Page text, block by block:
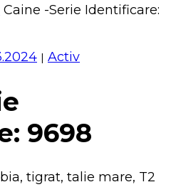
Caine -Serie Identificare:
| Activ
9698
tigrat, talie mare, T2